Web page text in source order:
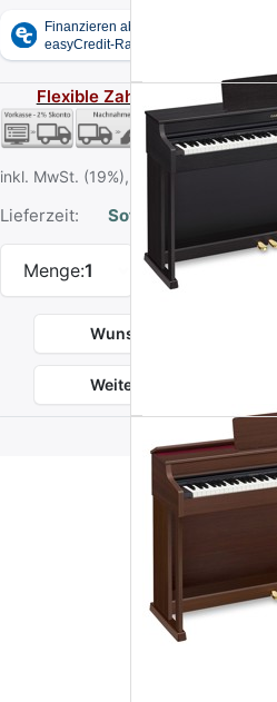
Flexible Zahlarten - für mehr
inkl. MwSt. (19%), Infos zu
Lieferzeit: Sofort versandfertig
Menge:1
Casio Celviano
In
Wunschliste
Weitersagen